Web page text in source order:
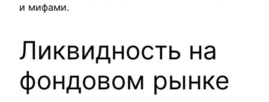
и мифами.
Ликвидность на
фондовом рынке